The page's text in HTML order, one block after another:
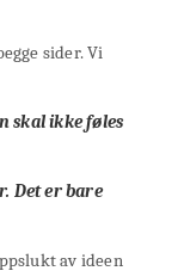
sider. Vi
skal ikke føles
Det er bare
av ideen